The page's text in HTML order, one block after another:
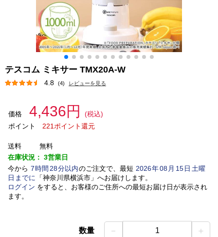
テスコム ミキサー TMX20A-W
4.8 (4) レビューを見る
価格 4,436円
(税込)
ポイント
221ポイント還元
送料
無料
在庫状況： 3営業日
今から 7時間 28分以内のご注文で、最短 2026年08 月 15日土曜
日 までに 「神奈川県横浜市」 へお届けします。
ログイン をすると、お客様のご住所への最短お届け日が表示され
ます。
数量 － 1 ＋